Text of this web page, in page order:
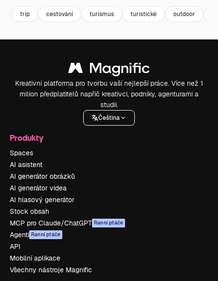
trip cestování turismus turistické outdoor
Kreativní platforma pro tvorbu vaší nejlepší práce. Více než 1
milion předplatitelů napříč kreativci, podniky, agenturami a
studii.
Čeština
Produkty
Spaces
AI asistent
AI generátor obrázků
AI generátor videa
AI hlasový generátor
Stock obsah
MCP pro Claude/ChatGPT Ranní ptáče
Agenti Ranní ptáče
API
Mobilní aplikace
Všechny nástroje Magnific